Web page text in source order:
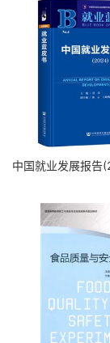
中国就业发展报告